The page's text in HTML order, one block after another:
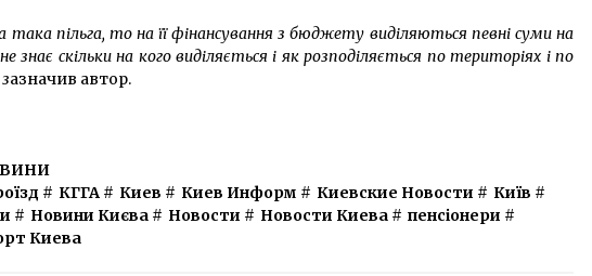
пільга, то на її фінансування з бюджету виділяються певні суми на
знає скільки на кого виділяється і як розподіляється по територіях і по
азначив автор.
# КГГА # Киев # Киев Информ # Киевские Новости # Київ #
# Новини Києва # Новости # Новости Киева # пенсіонери #
Киева